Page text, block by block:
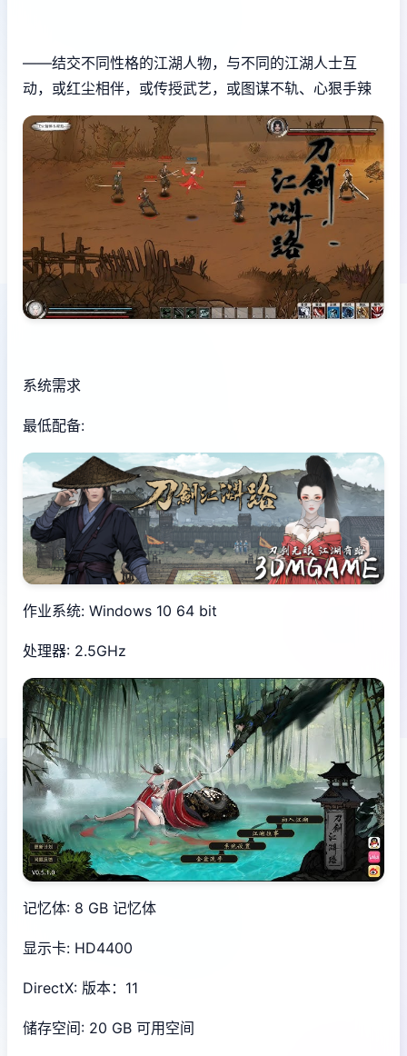
——结交不同性格的江湖人物，与不同的江湖人士互
动，或红尘相伴，或传授武艺，或图谋不轨、心狠手辣
系统需求
最低配备:
作业系统: Windows 10 64 bit
处理器: 2.5GHz
记忆体: 8 GB 记忆体
显示卡: HD4400
DirectX: 版本：11
储存空间: 20 GB 可用空间